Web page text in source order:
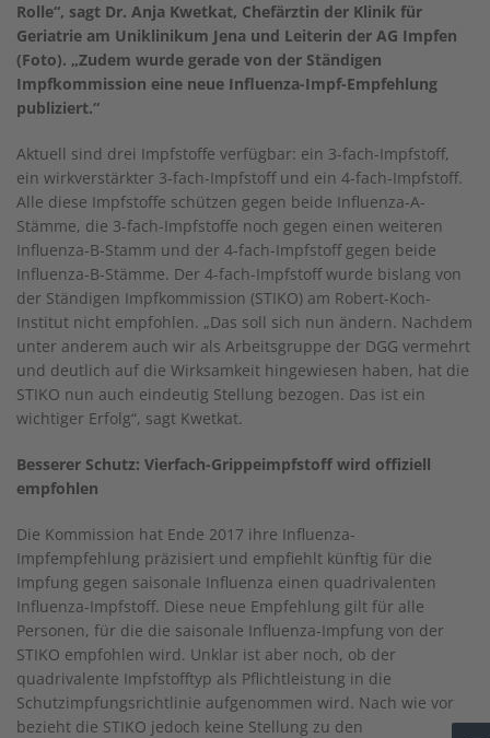
Rolle“, sagt Dr. Anja Kwetkat, Chefärztin der Klinik für
Geriatrie am Uniklinikum Jena und Leiterin der AG Impfen
(Foto). „Zudem wurde gerade von der Ständigen
Impfkommission eine neue Influenza-Impf-Empfehlung
publiziert.“
Aktuell sind drei Impfstoffe verfügbar: ein 3-fach-Impfstoff,
ein wirkverstärkter 3-fach-Impfstoff und ein 4-fach-Impfstoff.
Alle diese Impfstoffe schützen gegen beide Influenza-A-
Stämme, die 3-fach-Impfstoffe noch gegen einen weiteren
Influenza-B-Stamm und der 4-fach-Impfstoff gegen beide
Influenza-B-Stämme. Der 4-fach-Impfstoff wurde bislang von
der Ständigen Impfkommission (STIKO) am Robert-Koch-
Institut nicht empfohlen. „Das soll sich nun ändern. Nachdem
unter anderem auch wir als Arbeitsgruppe der DGG vermehrt
und deutlich auf die Wirksamkeit hingewiesen haben, hat die
STIKO nun auch eindeutig Stellung bezogen. Das ist ein
wichtiger Erfolg“, sagt Kwetkat.
Besserer Schutz: Vierfach-Grippeimpfstoff wird offiziell
empfohlen
Die Kommission hat Ende 2017 ihre Influenza-
Impfempfehlung präzisiert und empfiehlt künftig für die
Impfung gegen saisonale Influenza einen quadrivalenten
Influenza-Impfstoff. Diese neue Empfehlung gilt für alle
Personen, für die die saisonale Influenza-Impfung von der
STIKO empfohlen wird. Unklar ist aber noch, ob der
quadrivalente Impfstofftyp als Pflichtleistung in die
Schutzimpfungsrichtlinie aufgenommen wird. Nach wie vor
bezieht die STIKO jedoch keine Stellung zu den